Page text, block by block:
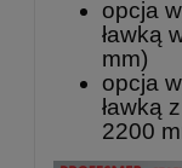
opcja
ławką
mm)
opcja
ławką
2200